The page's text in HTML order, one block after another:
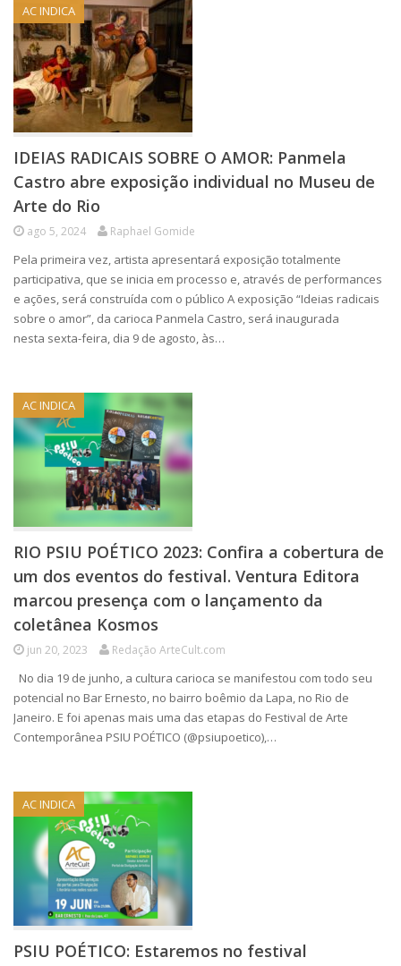
AC INDICA
IDEIAS RADICAIS SOBRE O AMOR: Panmela
Castro abre exposição individual no Museu de
Arte do Rio
ago 5, 2024 Raphael Gomide
Pela primeira vez, artista apresentará exposição totalmente
participativa, que se inicia em processo e, através de performances
e ações, será construída com o público A exposição “Ideias radicais
sobre o amor”, da carioca Panmela Castro, será inaugurada
nesta sexta-feira, dia 9 de agosto, às…
AC INDICA
RIO PSIU POÉTICO 2023: Confira a cobertura de
um dos eventos do festival. Ventura Editora
marcou presença com o lançamento da
coletânea Kosmos
jun 20, 2023 Redação ArteCult.com
No dia 19 de junho, a cultura carioca se manifestou com todo seu
potencial no Bar Ernesto, no bairro boêmio da Lapa, no Rio de
Janeiro. E foi apenas mais uma das etapas do Festival de Arte
Contemporânea PSIU POÉTICO (@psiupoetico),…
AC INDICA
PSIU POÉTICO: Estaremos no festival